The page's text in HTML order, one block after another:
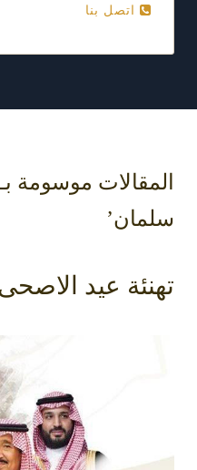
اتصل بنا
المقالات موسومة
سلمان’
تهنئة عيد الاصحى